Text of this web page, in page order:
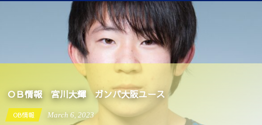
ＯＢ情報 宮川大輝 ガンバ大阪ユース
OB情報 March 6 2023